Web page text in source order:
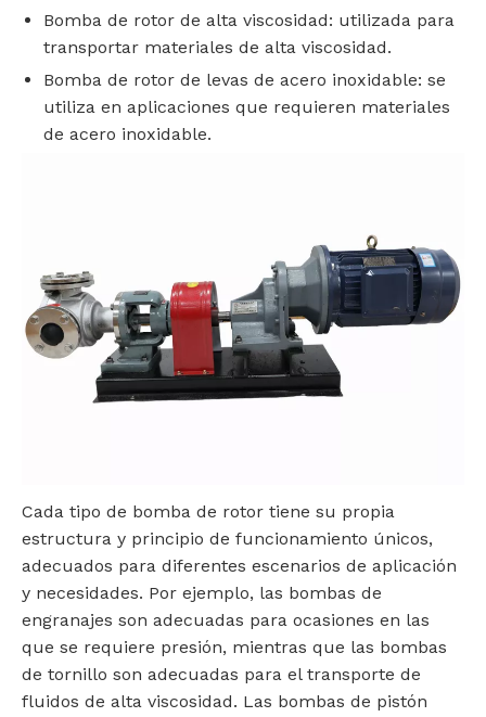
Bomba de rotor de alta viscosidad: utilizada para
transportar materiales de alta viscosidad.
Bomba de rotor de levas de acero inoxidable: se
utiliza en aplicaciones que requieren materiales
de acero inoxidable‌.
‌Cada tipo de bomba de rotor tiene su propia
estructura y principio de funcionamiento únicos,
adecuados para diferentes escenarios de aplicación
y necesidades. ‌Por ejemplo, las bombas de
engranajes son adecuadas para ocasiones en las
que se requiere presión, mientras que las bombas
de tornillo son adecuadas para el transporte de
fluidos de alta viscosidad. Las bombas de pistón